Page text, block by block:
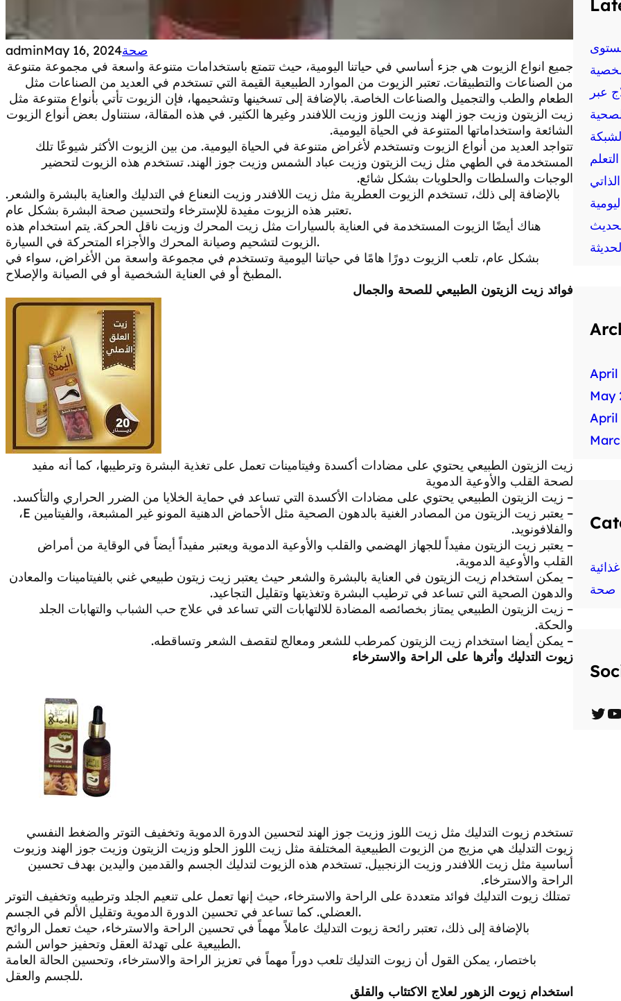
adminMay 16, 2024صحة
جميع انواع الزيوت هي جزء أساسي في حياتنا اليومية، حيث تتمتع باستخدامات متنوعة واسعة في مجموعة متنوعة
من الصناعات والتطبيقات. تعتبر الزيوت من الموارد الطبيعية القيمة التي تستخدم في العديد من الصناعات مثل
الطعام والطب والتجميل والصناعات الخاصة. بالإضافة إلى تسخينها وتشحيمها، فإن الزيوت تأتي بأنواع متنوعة مثل
زيت الزيتون وزيت جوز الهند وزيت اللوز وزيت اللافندر وغيرها الكثير. في هذه المقالة، سنتناول بعض أنواع الزيوت
الشائعة واستخداماتها المتنوعة في الحياة اليومية.
تتواجد العديد من أنواع الزيوت وتستخدم لأغراض متنوعة في الحياة اليومية. من بين الزيوت الأكثر شيوعًا تلك
المستخدمة في الطهي مثل زيت الزيتون وزيت عباد الشمس وزيت جوز الهند. تستخدم هذه الزيوت لتحضير
الوجبات والسلطات والحلويات بشكل شائع.
بالإضافة إلى ذلك، تستخدم الزيوت العطرية مثل زيت اللافندر وزيت النعناع في التدليك والعناية بالبشرة والشعر.
تعتبر هذه الزيوت مفيدة للإسترخاء ولتحسين صحة البشرة بشكل عام.
هناك أيضًا الزيوت المستخدمة في العناية بالسيارات مثل زيت المحرك وزيت ناقل الحركة. يتم استخدام هذه
الزيوت لتشحيم وصيانة المحرك والأجزاء المتحركة في السيارة.
بشكل عام، تلعب الزيوت دورًا هامًا في حياتنا اليومية وتستخدم في مجموعة واسعة من الأغراض، سواء في
المطبخ أو في العناية الشخصية أو في الصيانة والإصلاح.
فوائد زيت الزيتون الطبيعي للصحة والجمال
زيت الزيتون الطبيعي يحتوي على مضادات أكسدة وفيتامينات تعمل على تغذية البشرة وترطيبها، كما أنه مفيد
لصحة القلب والأوعية الدموية
– زيت الزيتون الطبيعي يحتوي على مضادات الأكسدة التي تساعد في حماية الخلايا من الضرر الحراري والتأكسد.
– يعتبر زيت الزيتون من المصادر الغنية بالدهون الصحية مثل الأحماض الدهنية المونو غير المشبعة، والفيتامين E،
والفلافونويد.
– يعتبر زيت الزيتون مفيداً للجهاز الهضمي والقلب والأوعية الدموية ويعتبر مفيداً أيضاً في الوقاية من أمراض
القلب والأوعية الدموية.
– يمكن استخدام زيت الزيتون في العناية بالبشرة والشعر حيث يعتبر زيت زيتون طبيعي غني بالفيتامينات والمعادن
والدهون الصحية التي تساعد في ترطيب البشرة وتغذيتها وتقليل التجاعيد.
– زيت الزيتون الطبيعي يمتاز بخصائصه المضادة للالتهابات التي تساعد في علاج حب الشباب والتهابات الجلد
والحكة.
– يمكن أيضا استخدام زيت الزيتون كمرطب للشعر ومعالج لتقصف الشعر وتساقطه.
زيوت التدليك وأثرها على الراحة والاسترخاء
تستخدم زيوت التدليك مثل زيت اللوز وزيت جوز الهند لتحسين الدورة الدموية وتخفيف التوتر والضغط النفسي
زيوت التدليك هي مزيج من الزيوت الطبيعية المختلفة مثل زيت اللوز الحلو وزيت الزيتون وزيت جوز الهند وزيوت
أساسية مثل زيت اللافندر وزيت الزنجبيل. تستخدم هذه الزيوت لتدليك الجسم والقدمين واليدين بهدف تحسين
الراحة والاسترخاء.
تمتلك زيوت التدليك فوائد متعددة على الراحة والاسترخاء، حيث إنها تعمل على تنعيم الجلد وترطيبه وتخفيف التوتر
العضلي. كما تساعد في تحسين الدورة الدموية وتقليل الألم في الجسم.
بالإضافة إلى ذلك، تعتبر رائحة زيوت التدليك عاملاً مهماً في تحسين الراحة والاسترخاء، حيث تعمل الروائح
الطبيعية على تهدئة العقل وتحفيز حواس الشم.
باختصار، يمكن القول أن زيوت التدليك تلعب دوراً مهماً في تعزيز الراحة والاسترخاء، وتحسين الحالة العامة
للجسم والعقل.
استخدام زيوت الزهور لعلاج الاكتئاب والقلق
عبر
الذاتي
April
May
April
صحة
T Y